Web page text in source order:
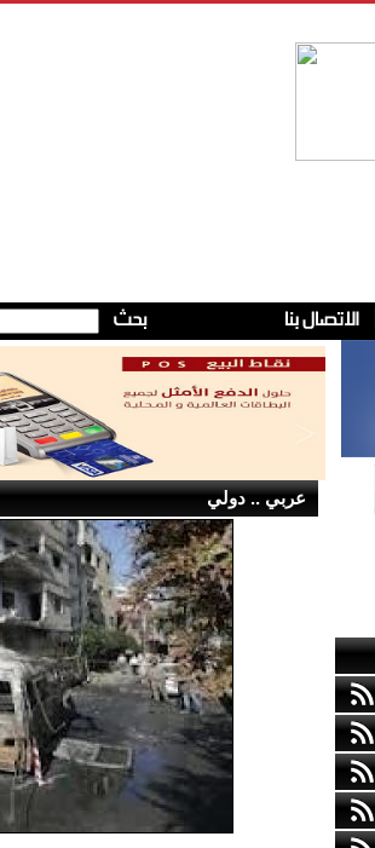
عربي .. دولي